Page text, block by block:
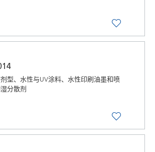
型、水性与UV涂料、水性印刷油墨和喷
分散剂